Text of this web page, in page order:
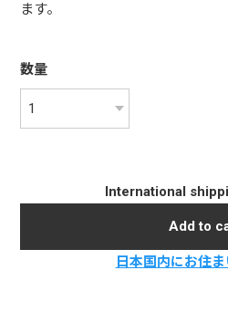
ます。
数量
International
Add to
日本国内にお住